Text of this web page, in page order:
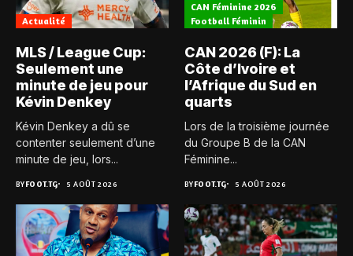
Actualité
MLS / League Cup:
Seulement une
minute de jeu pour
Kévin Denkey
Kévin Denkey a dû se
contenter seulement d’une
minute de jeu, lors...
BYFOOT.TG 5 AOÛT 2026
CAN Féminine 2026
Football Féminin
CAN 2026 (F): La
Côte d’Ivoire et
l’Afrique du Sud en
quarts
Lors de la troisième journée
du Groupe B de la CAN
Féminine...
BYFOOT.TG 5 AOÛT 2026